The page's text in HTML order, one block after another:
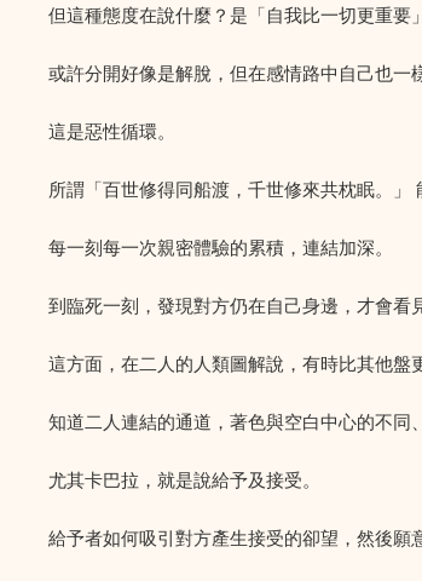
但這種態度在說什麼？是「自我比一切更重要」
或許分開好像是解脫，但在感情路中自己也一
這是惡性循環。
所謂「百世修得同船渡，千世修來共枕眠。」
每一刻每一次親密體驗的累積，連結加深。
到臨死一刻，發現對方仍在自己身邊，才會看
這方面，在二人的人類圖解說，有時比其他盤
知道二人連結的通道，著色與空白中心的不同
尤其卡巴拉，就是說給予及接受。
給予者如何吸引對方產生接受的卻望，然後願